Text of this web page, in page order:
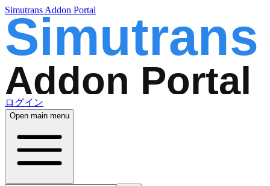
Simutrans Addon Portal
ログイン
Open main menu